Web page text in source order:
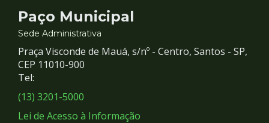
Contato
e
Redes
Sociais
Paço Municipal
Sede Administrativa
Praça Visconde de Mauá, s/nº - Centro, Santos - SP,
CEP 11010-900
Tel:
(13) 3201-5000
Lei de Acesso à Informação